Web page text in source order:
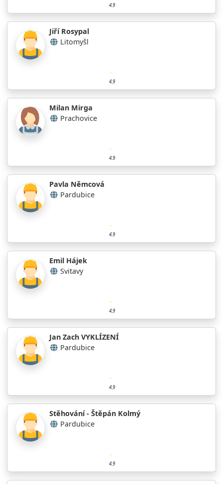
4.9
Jiří Rosypal
Litomyšl
4.9
Milan Mirga
Prachovice
4.9
Pavla Němcová
Pardubice
4.9
Emil Hájek
Svitavy
4.9
Jan Zach VYKLÍZENÍ
Pardubice
4.9
Stěhování - Štěpán Kolmý
Pardubice
4.9